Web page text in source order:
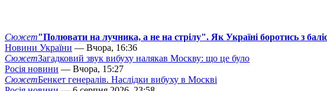
Сюжет"Полювати на лучника, а не на стрілу". Як Україні боротись з
Новини України — Вчора, 16:36
СюжетЗагадковий звук вибуху налякав Москву: що це було
Росія новини — Вчора, 15:27
СюжетБенкет генералів. Наслідки вибуху в Москві